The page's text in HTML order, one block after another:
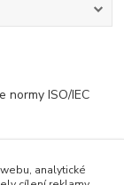
normy ISO/IEC
analytické